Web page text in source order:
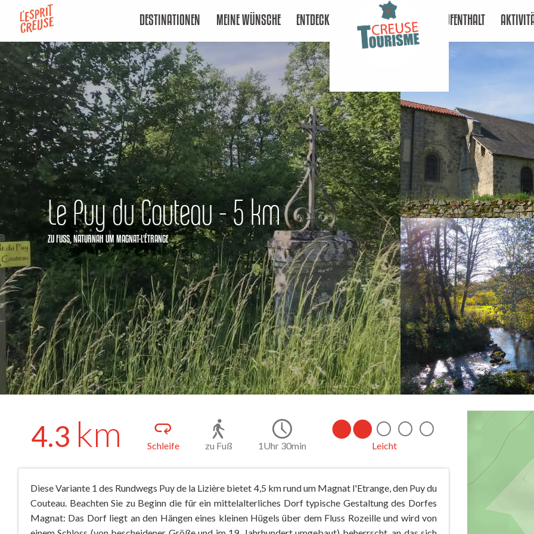
contenu
principal
DESTINATIONEN MEINE WÜNSCHE ENTDECKEN AUFENTHALT
Le Puy du Couteau - 5 km
ZU FUSS, NATURNAH UM MAGNAT-L'ÉTRANGE
4.3 km Schleife zu Fuß 1Uhr 30min Leicht
Diese Variante 1 des Rundwegs Puy de la Lizière bietet 4,5 km rund um Magnat l'Etrange, den Puy du
Couteau. Beachten Sie zu Beginn die für ein mittelalterliches Dorf typische Gestaltung des Dorfes
Magnat: Das Dorf liegt an den Hängen eines kleinen Hügels über dem Fluss Rozeille und wird von